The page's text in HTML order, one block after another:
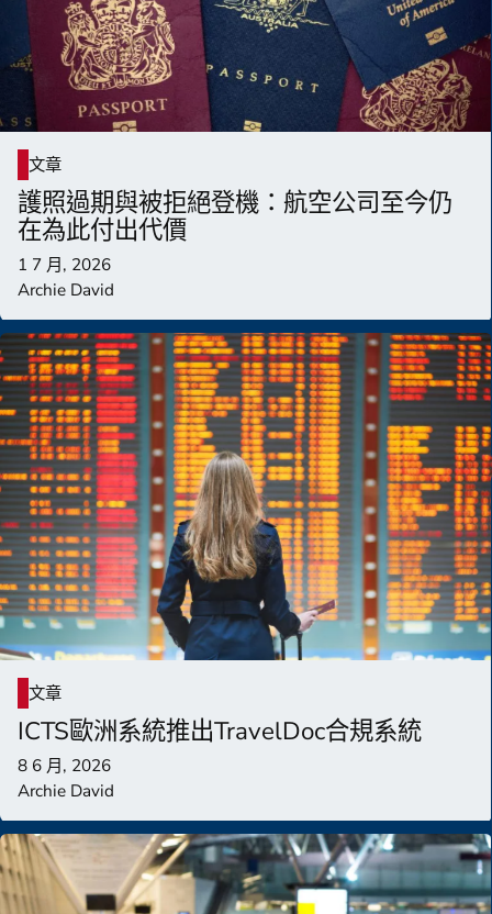
文章
護照過期與被拒絕登機：航空公司至今仍
在為此付出代價
1 7 月, 2026
Archie David
文章
ICTS歐洲系統推出TravelDoc合規系統
8 6 月, 2026
Archie David